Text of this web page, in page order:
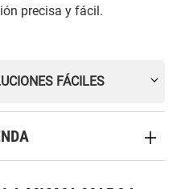
precisa y fácil.
FÁCILES